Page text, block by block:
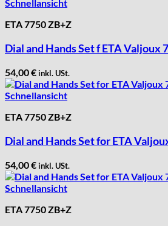
Emes
ESA - ETA
F "Felsa"
Favor
FEF
GUB "Glashütter Uhrenbetrieb"
GUBA
HB "Hermann Becker"
Helvetia
Schnellansicht
ETA 7750 ZB+Z
Dial and Hands Set f ETA Valjoux
54,00€inkl. USt.
Schnellansicht
ETA 7750 ZB+Z
Dial and Hands Set for ETA
54,00€inkl. USt.
Schnellansicht
ETA 7750 ZB+Z